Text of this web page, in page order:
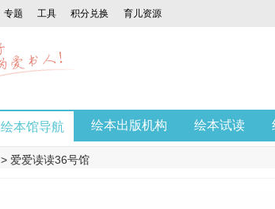
专题 工具 积分兑换 育儿资源
绘本馆导航 绘本出版机构 绘本试读
> 爱爱读读36号馆